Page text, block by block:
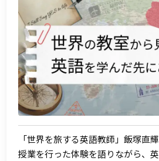
「世界を旅する英語教師」飯塚直
授業を行った体験を語りながら、